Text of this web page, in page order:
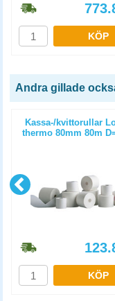
KÖP
Andra gillade
Kassa-/kvittorullar
thermo 80mm 80m
KÖP